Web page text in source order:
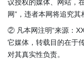
议授权的媒体、网站，
网”，违者本网将追究其
② 凡本网注明“来源：
它媒体，转载目的在于
对其真实性负责。